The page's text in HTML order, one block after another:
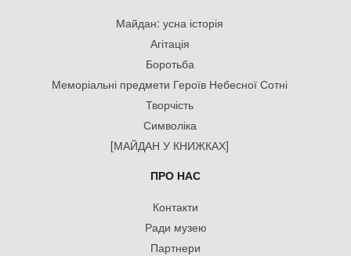
Майдан: усна історія
Агітація
Боротьба
Меморіальні предмети Героїв Небесної Сотні
Творчість
Символіка
[МАЙДАН У КНИЖКАХ]
ПРО НАС
Контакти
Ради музею
Партнери